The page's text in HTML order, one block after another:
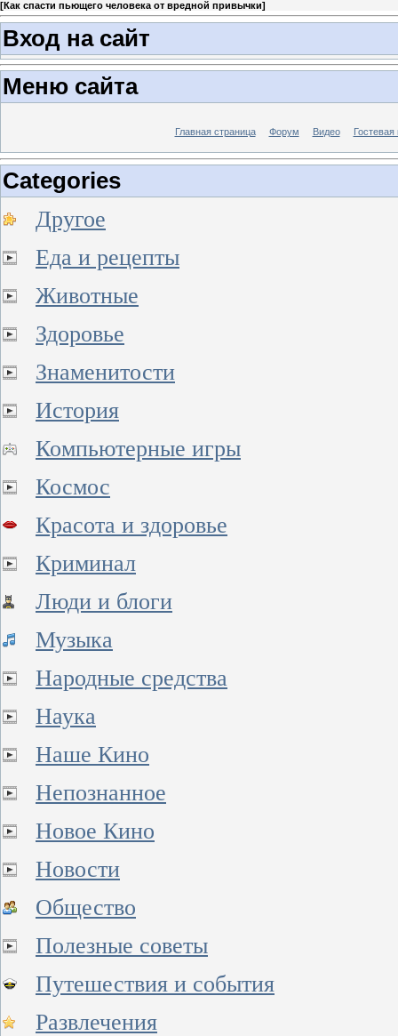
[Как спасти пьющего человека от вредной привычки]
Вход на сайт
Меню сайта
Главная страница Форум Видео Гостевая
Categories
Другое
Еда и рецепты
Животные
Здоровье
Знаменитости
История
Компьютерные игры
Космос
Красота и здоровье
Криминал
Люди и блоги
Музыка
Народные средства
Наука
Наше Кино
Непознанное
Новое Кино
Новости
Общество
Полезные советы
Путешествия и события
Развлечения